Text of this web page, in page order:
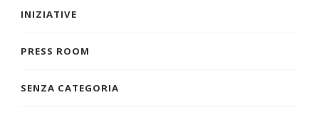
INIZIATIVE
PRESS ROOM
SENZA CATEGORIA